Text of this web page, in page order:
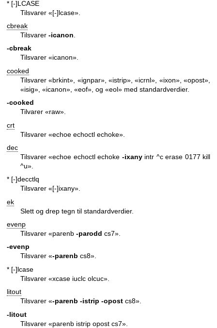
* [-]LCASE
Tilsvarer «[-]lcase».
cbreak
Tilsvarer -icanon
-cbreak
Tilsvarer «icanon».
cooked
Tilsvarer «brkint», «ignpar», «istrip», «icrnl», «ixon», «opost»,
«isig», «icanon», «eof», og «eol» med standardverdier.
-cooked
Tilvarer «raw».
crt
Tilsvarer «echoe echoctl echoke».
dec
Tilsvarer «echoe echoctl echoke -ixanyintr ^c erase 0177 kill
^u».
* [-]decctlq
Tilsvarer «[-]ixany».
ek
Slett og drep tegn til standardverdier.
evenp
Tilsvarer «parenb -parodd cs7».
-evenp
Tilsvarer «-parenb cs8».
* [-]lcase
Tilsvarer «xcase iuclc olcuc».
litout
Tilsvarer «-parenb -istrip -opost cs8».
-litout
Tilsvarer «parenb istrip opost cs7».